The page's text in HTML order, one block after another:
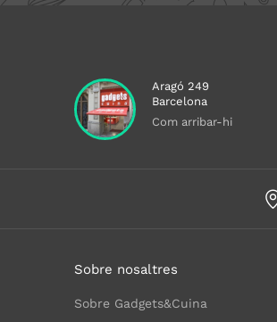
Aragó 249
Barcelona
Com arribar-hi
Sobre nosaltres
Sobre Gadgets&Cuina